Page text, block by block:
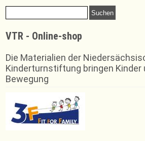
size.
Suchen
nach:
VTR - Online-shop
Die Materialien der
Kinderturnstiftung bringen Kinder
Bewegung